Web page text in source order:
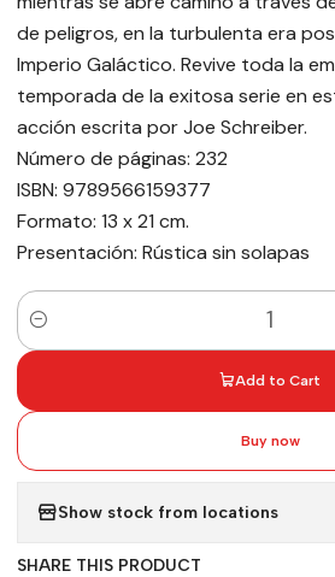
de peligros, en la turbulenta era
Imperio Galáctico. Revive toda la
temporada de la exitosa serie en
acción escrita por Joe Schreiber.
Número de páginas: 232
ISBN: 9789566159377
Formato: 13 x 21 cm.
Presentación: Rústica sin solapas
Quantity
Add to Cart
Buy now
Show stock from locations
SHARE THIS PRODUCT